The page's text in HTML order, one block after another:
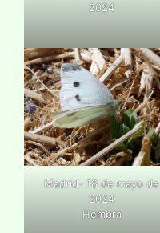
2024
Madrid- 18 de mayo de
2024
Hembra